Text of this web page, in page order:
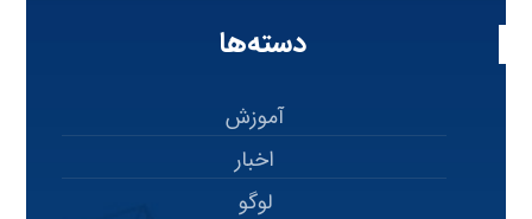
دسته‌ها
آموزش
اخبار
لوگو